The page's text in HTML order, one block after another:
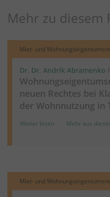
Mehr zu diesem
Miet- und
Dr. Dr. Andrik Abramenko
neuen Rechtes bei
der Wohnnutzung in
Weiter lesen Mehr aus
Miet- und